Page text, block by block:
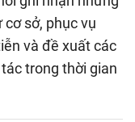
sở, phục vụ
và đề xuất các
trong thời gian